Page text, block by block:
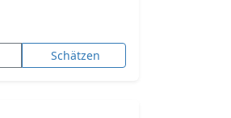
Schätzen